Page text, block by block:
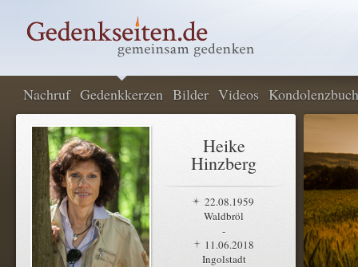
Nachruf Gedenkkerzen Bilder Videos Kondolenzbuch
Heike
Hinzberg
22.08.1959
Waldbröl
-
11.06.2018
Ingolstadt